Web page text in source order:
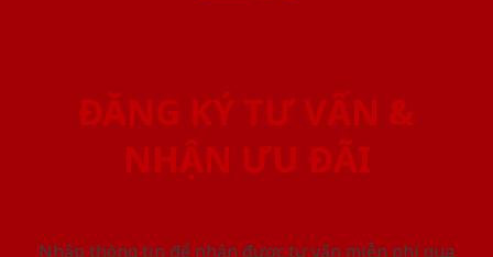
ĐĂNG KÝ TƯ VẤN &
NHẬN ƯU ĐÃI
Nhập thông tin để nhận được tư vấn miễn phí qua